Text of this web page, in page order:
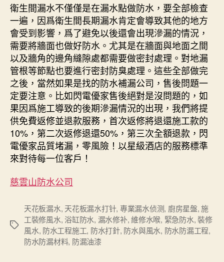
衛生間漏水不僅僅是在漏水點做防水，要全部檢查
一遍，因爲衛生間長期漏水肯定會導致其他的地方
會受到影響，爲了避免以後還會出現滲漏的情況，
需要將牆面也做好防水。尤其是在牆面與地面之間
以及牆角的邊角縫隙處都需要做密封處理。對地漏
管根等節點也要進行密封防臭處理。這些全部做完
之後，當然如果是找的防水補漏公司，售後問題一
定要注意。比如閃電優家售後絕對是沒問題的，如
果因爲施工導致的後期滲漏情況的出現，我們將提
供免費返修並退款服務，首次返修將退還施工款的
10%，第二次返修退還50%，第三次全額退款，閃
電優家品質堵漏，零風險！以星級酒店的服務標準
來對待每一位客戶！
慈雲山防水公司
Tags
天花板漏水, 天花板漏水打针, 專業漏水侦测, 廚房星盤,施
工裝修風水, 浴缸防水, 漏水修补,維修水喉, 緊急防水,裝修
風水, 防水工程施工, 防水打針, 防水與風水, 防水防漏工程,
防水防漏材料, 防漏油漆